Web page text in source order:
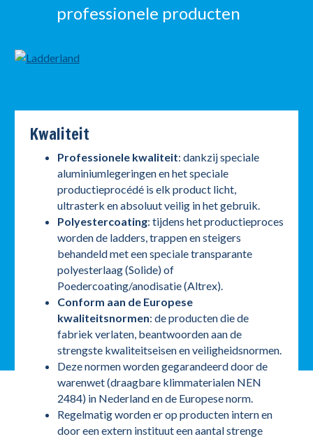
professionele producten
Kwaliteit
Professionele kwaliteit: dankzij speciale
aluminiumlegeringen en het speciale
productieprocédé is elk product licht,
ultrasterk en absoluut veilig in het gebruik.
Polyestercoating: tijdens het productieproces
worden de ladders, trappen en steigers
behandeld met een speciale transparante
polyesterlaag (Solide) of
Poedercoating/anodisatie (Altrex).
Conform aan de Europese
kwaliteitsnormen: de producten die de
fabriek verlaten, beantwoorden aan de
strengste kwaliteitseisen en veiligheidsnormen.
Deze normen worden gegarandeerd door de
warenwet (draagbare klimmaterialen NEN
2484) in Nederland en de Europese norm.
Regelmatig worden er op producten intern en
door een extern instituut een aantal strenge